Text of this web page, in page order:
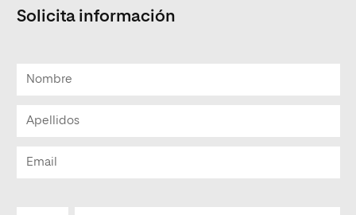
Solicita información